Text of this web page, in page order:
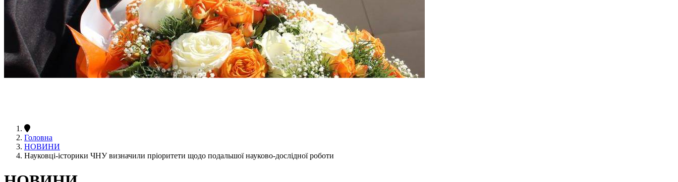
Головна
НОВИНИ
Науковці-історики ЧНУ визначили пріоритети щодо подальшої науково-дослідної роботи